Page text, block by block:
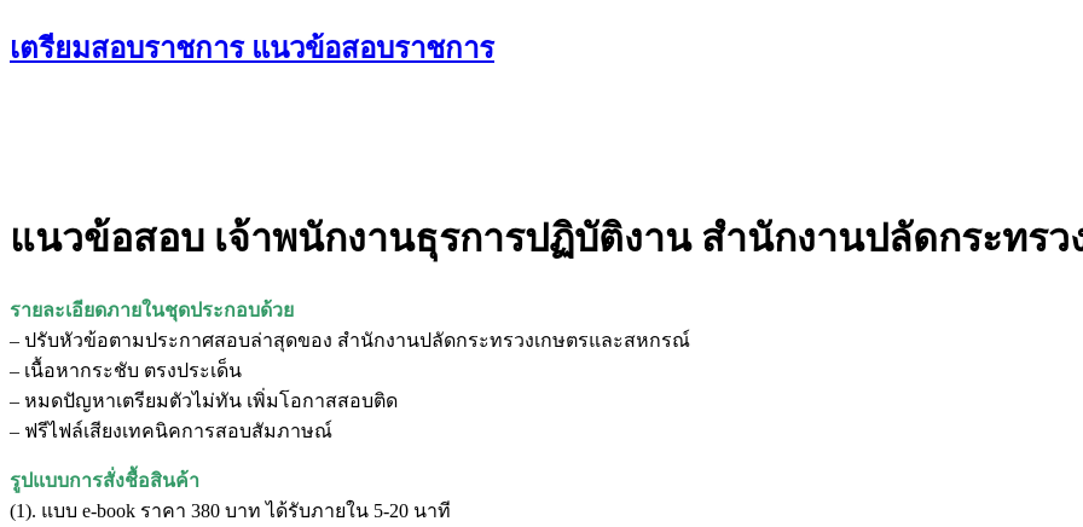
Skip
to
เตรียมสอบราชการ แนวข้อสอบราชการ
แนวข้อสอบ เจ้าพนักงานธุรการปฏิบัติงาน สำนักงานปลัดกระทร
รายละเอียดภายในชุดประกอบด้วย
– ปรับหัวข้อตามประกาศสอบล่าสุดของ สำนักงานปลัดกระทรวงเกษตรและสหกรณ์
– เนื้อหากระชับ ตรงประเด็น
– หมดปัญหาเตรียมตัวไม่ทัน เพิ่มโอกาสสอบติด
– ฟรีไฟล์เสียงเทคนิคการสอบสัมภาษณ์
รูปแบบการสั่งชื้อสินค้า
(1). แบบ e-book ราคา 380 บาท ได้รับภายใน 5-20 นาที